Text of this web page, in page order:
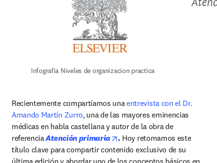
Infografia Niveles de organizacion practica
Recientemente compartíamos una entrevista con el Dr.
Amando Martín Zurro, una de las mayores eminencias
médicas en habla castellana y autor de la obra de
referencia Atención primaria opens in new tab/window
. Hoy retomamos este
título clave para compartir contenido exclusivo de su
última edición y abordar uno de los conceptos básicos en